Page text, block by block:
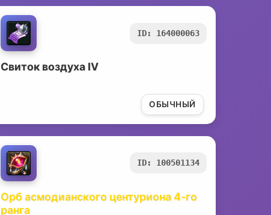
ID: 164000063
Свиток воздуха IV
ОБЫЧНЫЙ
ID: 100501134
Орб асмодианского центуриона 4-го
ранга